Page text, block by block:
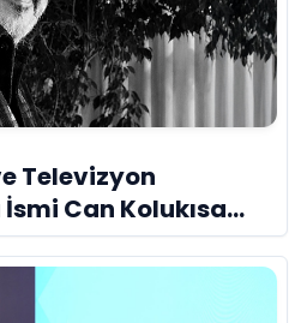
Televizyon
İsmi Can Kolukısa